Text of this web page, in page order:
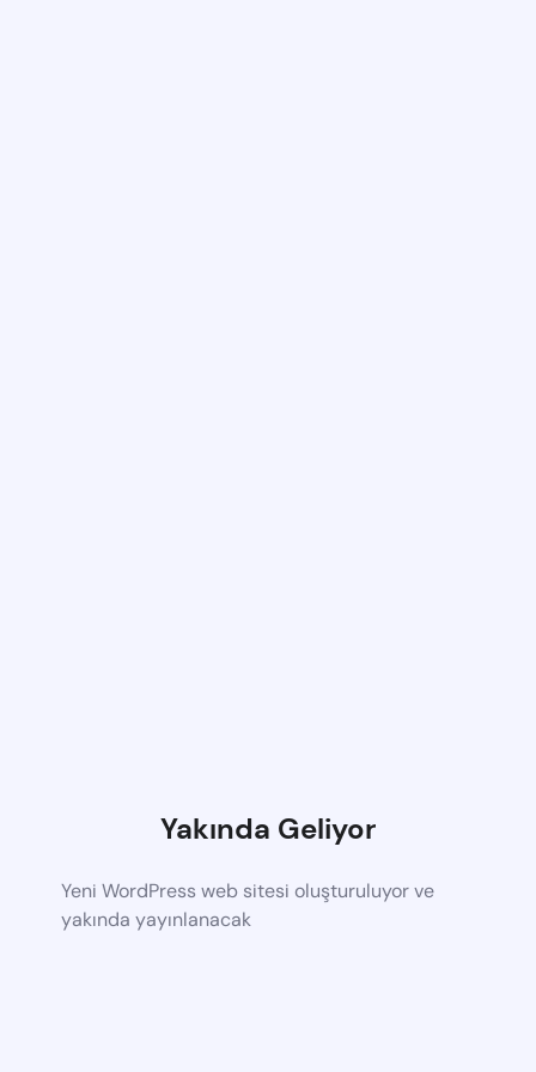
Yakında Geliyor
Yeni WordPress web sitesi oluşturuluyor ve
yakında yayınlanacak